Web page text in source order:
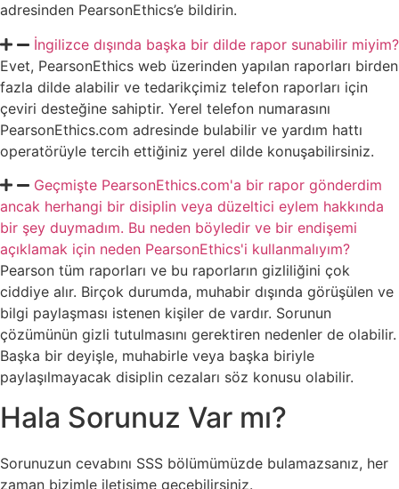
adresinden PearsonEthics’e bildirin.
İngilizce dışında başka bir dilde rapor sunabilir miyim?
Evet, PearsonEthics web üzerinden yapılan raporları birden
fazla dilde alabilir ve tedarikçimiz telefon raporları için
çeviri desteğine sahiptir. Yerel telefon numarasını
PearsonEthics.com adresinde bulabilir ve yardım hattı
operatörüyle tercih ettiğiniz yerel dilde konuşabilirsiniz.
Geçmişte PearsonEthics.com'a bir rapor gönderdim
ancak herhangi bir disiplin veya düzeltici eylem hakkında
bir şey duymadım. Bu neden böyledir ve bir endişemi
açıklamak için neden PearsonEthics'i kullanmalıyım?
Pearson tüm raporları ve bu raporların gizliliğini çok
ciddiye alır. Birçok durumda, muhabir dışında görüşülen ve
bilgi paylaşması istenen kişiler de vardır. Sorunun
çözümünün gizli tutulmasını gerektiren nedenler de olabilir.
Başka bir deyişle, muhabirle veya başka biriyle
paylaşılmayacak disiplin cezaları söz konusu olabilir.
Hala Sorunuz Var mı?
Sorunuzun cevabını SSS bölümümüzde bulamazsanız, her
zaman bizimle iletişime geçebilirsiniz.